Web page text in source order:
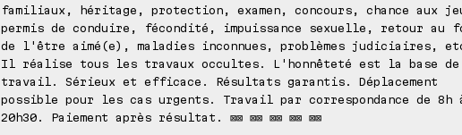
familiaux, héritage, protection, examen, concours, chance aux
permis de conduire, fécondité, impuissance sexuelle, retour au
de l'être aimé(e), maladies inconnues, problèmes judiciaires,
Il réalise tous les travaux occultes. L'honnêteté est la base de
travail. Sérieux et efficace. Résultats garantis. Déplacement
possible pour les cas urgents. Travail par correspondance de 8h
20h30. Paiement après résultat. ⊠⊠ ⊠⊠ ⊠⊠ ⊠⊠ ⊠⊠